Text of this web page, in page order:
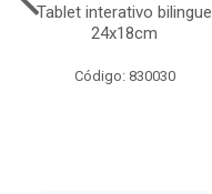
Tablet interativo bilingue
24x18cm
Código: 830030